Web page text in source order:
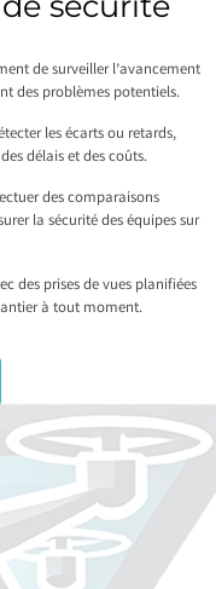
de surveiller l’avancement
des problèmes potentiels.
les écarts ou retards,
délais et des coûts.
des comparaisons
la sécurité des équipes sur
des prises de vues planifiées
à tout moment.